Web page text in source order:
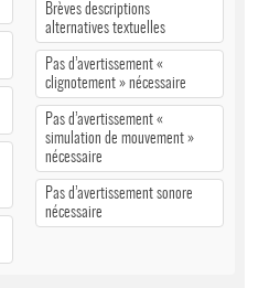
Brèves descriptions
alternatives textuelles
Pas d’avertissement «
clignotement » nécessaire
Pas d’avertissement «
simulation de mouvement »
nécessaire
Pas d’avertissement sonore
nécessaire